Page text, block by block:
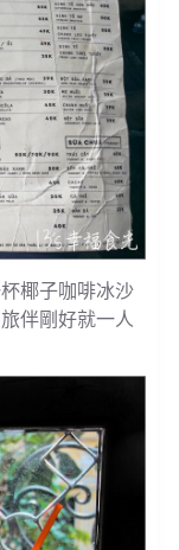
椰子咖啡冰沙
伴剛好就一人